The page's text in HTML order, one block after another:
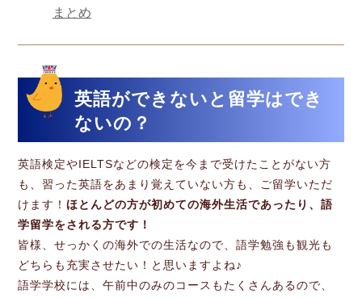
まとめ
英語ができないと留学はでき
ないの？
英語検定やIELTSなどの検定を今まで受けたことがない方
も、習った英語をあまり覚えていない方も、ご留学いただ
けます！ほとんどの方が初めての海外生活であったり、語
学留学をされる方です！
皆様、せっかくの海外での生活なので、語学勉強も観光も
どちらも充実させたい！と思いますよね♪
語学学校には、午前中のみのコースもたくさんあるので、